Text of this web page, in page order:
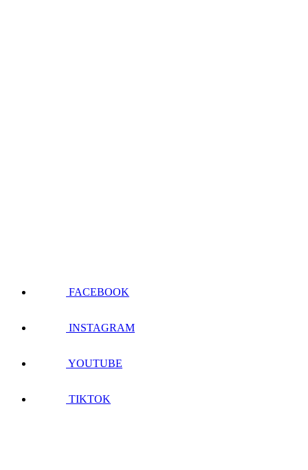
FACEBOOK
INSTAGRAM
YOUTUBE
TIKTOK